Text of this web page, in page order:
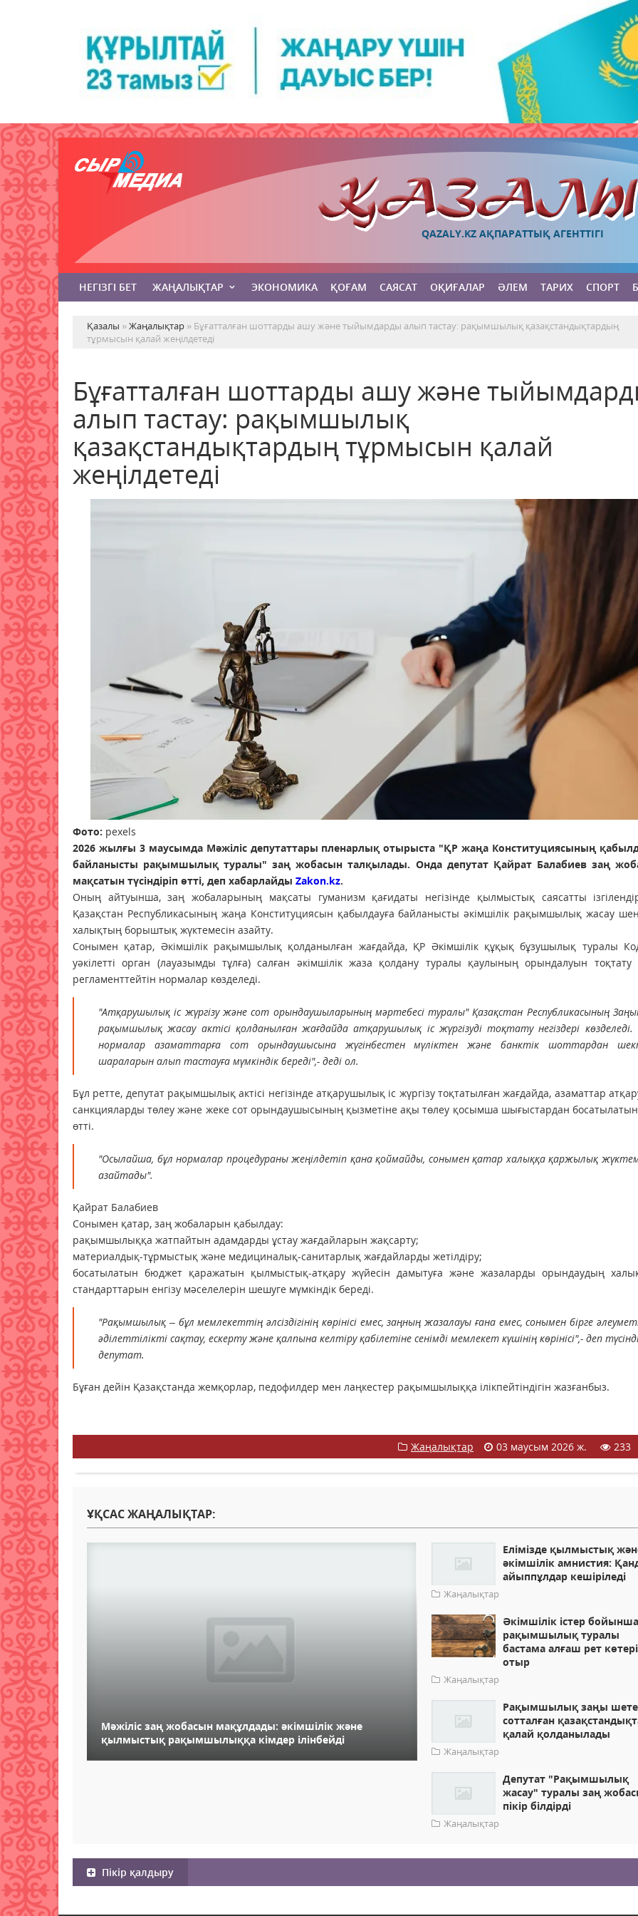
QAZALY.KZ АҚПАРАТТЫҚ АГЕНТТІГІ
НЕГІЗГІ БЕТ ЖАҢАЛЫҚТАР ЭКОНОМИКА ҚОҒАМ САЯСАТ ОҚИҒАЛАР ӘЛЕМ ТАРИХ СПОРТ
Қазалы »Жаңалықтар » Бұғатталған шоттарды ашу және тыйымдарды алып тастау: рақымшылық қазақстандықтардың
тұрмысын қалай жеңілдетеді
Бұғатталған шоттарды ашу және
алып тастау: рақымшылық
қазақстандықтардың тұрмысын қалай
жеңілдетеді
Фото: pexels
2026 жылғы 3 маусымда Мәжіліс депутаттары пленарлық отырыста "ҚР жаңа Конституциясының
байланысты рақымшылық туралы" заң жобасын талқылады. Онда депутат Қайрат Балабиев заң
мақсатын түсіндіріп өтті, деп хабарлайды Zakon.kz.
Оның айтуынша, заң жобаларының мақсаты гуманизм қағидаты негізінде қылмыстық саясатты
Қазақстан Республикасының жаңа Конституциясын қабылдауға байланысты әкімшілік рақымшылық жасау
халықтың борыштық жүктемесін азайту.
Сонымен қатар, Әкімшілік рақымшылық қолданылған жағдайда, ҚР Әкімшілік құқық бұзушылық туралы
уәкілетті орган (лауазымды тұлға) салған әкімшілік жаза қолдану туралы қаулының орындалуын тоқтату
регламенттейтін нормалар көзделеді.
"Атқарушылық іс жүргізу және сот орындаушыларының мәртебесі туралы" Қазақстан Республикасының
рақымшылық жасау актісі қолданылған жағдайда атқарушылық іс жүргізуді тоқтату негіздері көзделеді.
нормалар азаматтарға сот орындаушысына жүгінбестен мүліктен және банктік шоттардан
шараларын алып тастауға мүмкіндік береді",- деді ол.
Бұл ретте, депутат рақымшылық актісі негізінде атқарушылық іс жүргізу тоқтатылған жағдайда, азаматтар
санкцияларды төлеу және жеке сот орындаушысының қызметіне ақы төлеу қосымша шығыстардан
өтті.
"Осылайша, бұл нормалар процедураны жеңілдетіп қана қоймайды, сонымен қатар халыққа қаржылық
азайтады".
Қайрат Балабиев
Сонымен қатар, заң жобаларын қабылдау:
рақымшылыққа жатпайтын адамдарды ұстау жағдайларын жақсарту;
материалдық-тұрмыстық және медициналық-санитарлық жағдайларды жетілдіру;
босатылатын бюджет қаражатын қылмыстық-атқару жүйесін дамытуға және жазаларды орындаудың
стандарттарын енгізу мәселелерін шешуге мүмкіндік береді.
"Рақымшылық – бұл мемлекеттің әлсіздігінің көрінісі емес, заңның жазалауы ғана емес, сонымен бірге
әділеттілікті сақтау, ескерту және қалпына келтіру қабілетіне сенімді мемлекет күшінің көрінісі",- деп
депутат.
Бұған дейін Қазақстанда жемқорлар, педофилдер мен лаңкестер рақымшылыққа ілікпейтіндігін жазғанбыз.
Жаңалықтар 03 маусым 2026 ж. 233
ҰҚСАС ЖАҢАЛЫҚТАР:
Мәжіліс заң жобасын мақұлдады: әкімшілік және
қылмыстық рақымшылыққа кімдер ілінбейді
Елімізде қылмыстық
әкімшілік амнистия:
айыппұлдар кешіріледі
Жаңалықтар
Әкімшілік істер бойынша
рақымшылық туралы
бастама алғаш рет
отыр
Жаңалықтар
Рақымшылық заңы
сотталған
қалай қолданылады
Жаңалықтар
Депутат "Рақымшылық
жасау" туралы заң
пікір білдірді
Жаңалықтар
Пікір қалдыру